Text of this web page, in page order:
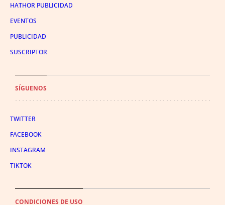
HATHOR PUBLICIDAD
EVENTOS
PUBLICIDAD
SUSCRIPTOR
SÍGUENOS
TWITTER
FACEBOOK
INSTAGRAM
TIKTOK
CONDICIONES DE USO